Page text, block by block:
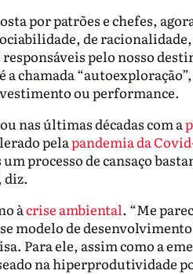
por patrões e chefes,
de
pelo nosso
chamada “autoexploração”,
ou performance.
nas últimas décadas com a
pelapandemia da
processo de cansaço
diz.
àcrise ambiental. “Me
modelo de
Para ele, assim como a
na hiperprodutividade